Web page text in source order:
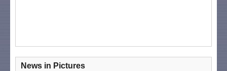
News in Pictures